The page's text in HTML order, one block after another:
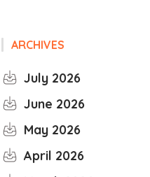
ARCHIVES
July 2026
June 2026
May 2026
April 2026